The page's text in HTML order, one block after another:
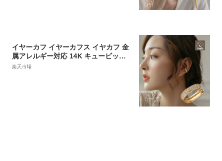
イヤーカフ イヤーカフス イヤカフ 金
属アレルギー対応 14K キュービック
ジルコニア ニッケルフリー アシンメ
楽天市場